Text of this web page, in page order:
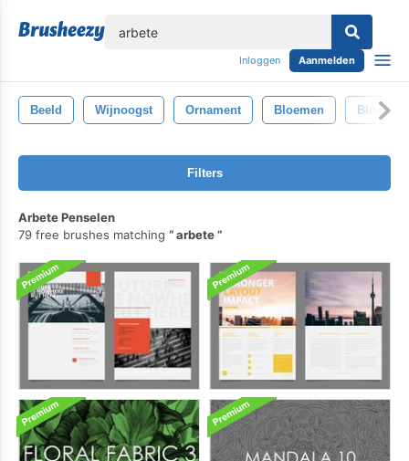
Inloggen Aanmelden
Beeld Wijnoogst Ornament Bloemen Bloem
Filters
Arbete Penselen
79 free brushes matching
arbete